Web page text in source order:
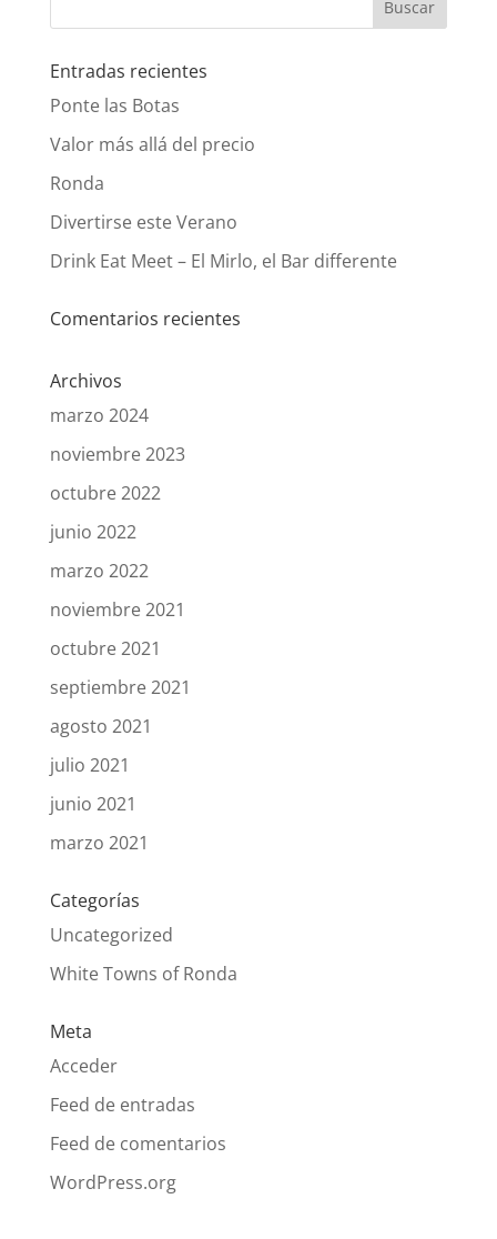
Entradas recientes
Ponte las Botas
Valor más allá del precio
Ronda
Divertirse este Verano
Drink Eat Meet – El Mirlo, el Bar differente
Comentarios recientes
Archivos
marzo 2024
noviembre 2023
octubre 2022
junio 2022
marzo 2022
noviembre 2021
octubre 2021
septiembre 2021
agosto 2021
julio 2021
junio 2021
marzo 2021
Categorías
Uncategorized
White Towns of Ronda
Meta
Acceder
Feed de entradas
Feed de comentarios
WordPress.org